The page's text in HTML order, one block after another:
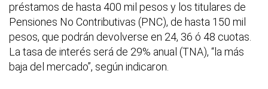
préstamos de hasta 400 mil pesos y los titulares de
Pensiones No Contributivas (PNC), de hasta 150 mil
pesos, que podrán devolverse en 24, 36 ó 48 cuotas.
La tasa de interés será de 29% anual (TNA), “la más
baja del mercado”, según indicaron.